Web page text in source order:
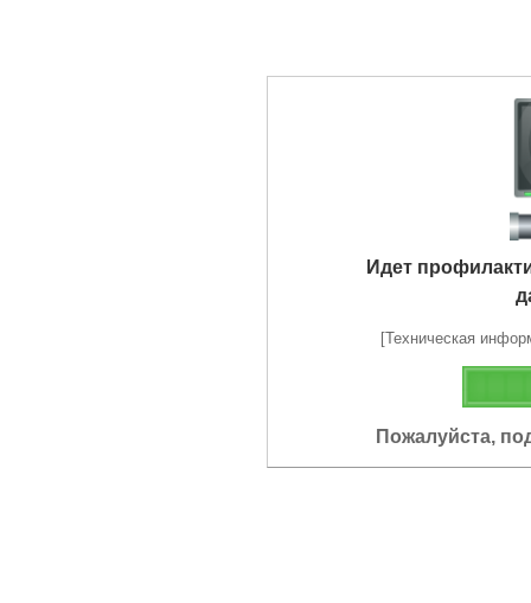
Идет
[Техническая
Пожалуйста,